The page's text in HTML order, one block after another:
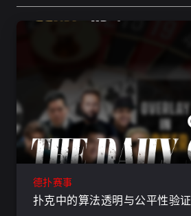
德扑赛事
扑克中的算法透明与公平性验证